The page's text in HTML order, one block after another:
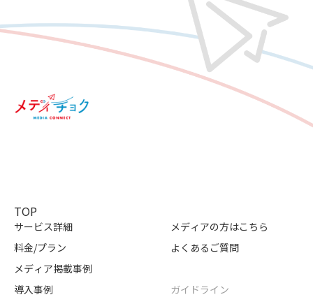
TOP
サービス詳細
料金/プラン
メディア掲載事例
導入事例
メディアの方はこちら
よくあるご質問
ガイドライン